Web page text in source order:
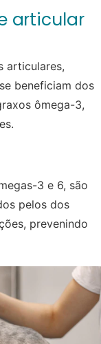
articular
articulares,
beneficiam dos
ômega-3,
3 e 6, são
pelos dos
prevenindo